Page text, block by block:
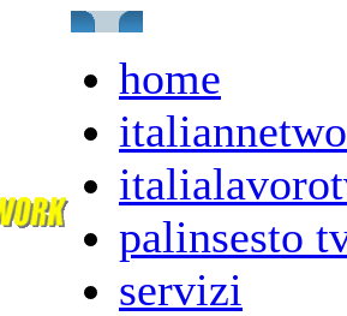
home
palinsesto
servizi